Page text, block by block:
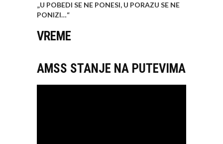
„U POBEDI SE NE PONESI, U PORAZU SE NE
PONIZI…“
VREME
AMSS STANJE NA PUTEVIMA